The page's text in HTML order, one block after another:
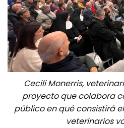
Cecili Monerris,
proyecto que colabora
público en qué consistirá
veterinarios